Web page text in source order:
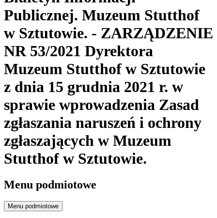
Publicznej. Muzeum Stutthof
w Sztutowie. - ZARZĄDZENIE
NR 53/2021 Dyrektora
Muzeum Stutthof w Sztutowie
z dnia 15 grudnia 2021 r. w
sprawie wprowadzenia Zasad
zgłaszania naruszeń i ochrony
zgłaszających w Muzeum
Stutthof w Sztutowie.
Menu podmiotowe
Menu podmiotowe